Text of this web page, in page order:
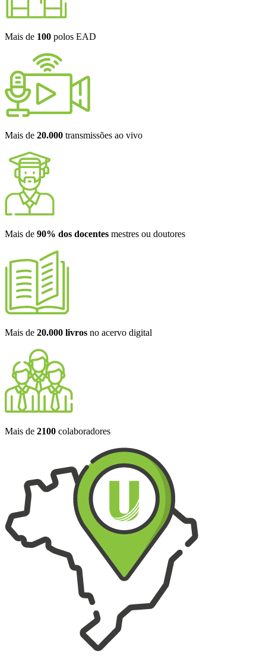
Mais de 100 polos EAD
Mais de 20.000 transmissões ao vivo
Mais de 90% dos docentes mestres ou doutores
Mais de 20.000 livros no acervo digital
Mais de 2100 colaboradores